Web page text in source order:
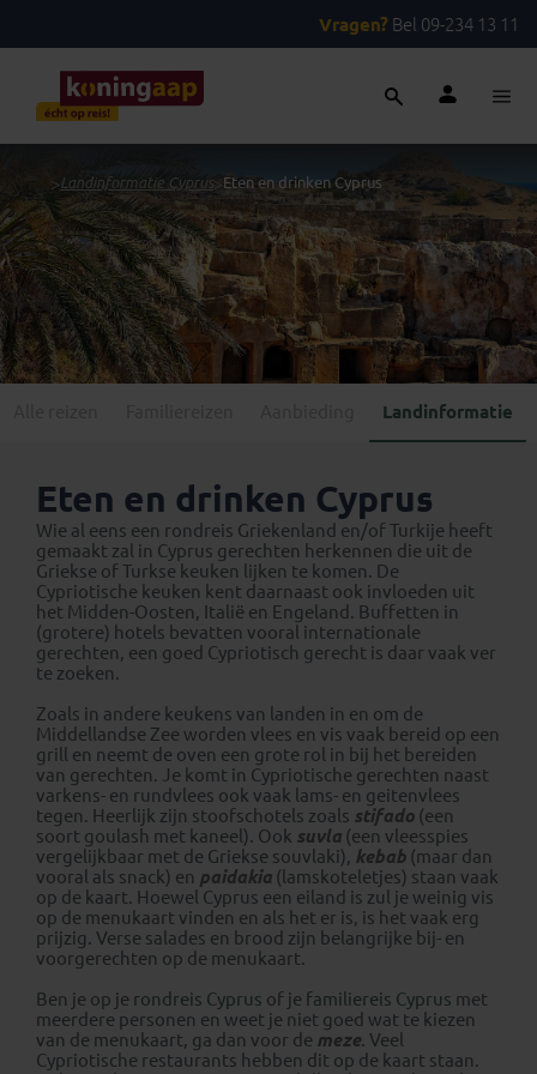
Vragen? Bel 09-234 13 11
> Landinformatie Cyprus>Eten en drinken Cyprus
Landinformatie
Eten en drinken Cyprus
Wie al eens een rondreis Griekenland en/of Turkije heeft
gemaakt zal in Cyprus gerechten herkennen die uit de
Griekse of Turkse keuken lijken te komen. De
Cypriotische keuken kent daarnaast ook invloeden uit
het Midden-Oosten, Italië en Engeland. Buffetten in
(grotere) hotels bevatten vooral internationale
gerechten, een goed Cypriotisch gerecht is daar vaak ver
te zoeken.
Zoals in andere keukens van landen in en om de
Middellandse Zee worden vlees en vis vaak bereid op een
grill en neemt de oven een grote rol in bij het bereiden
van gerechten. Je komt in Cypriotische gerechten naast
varkens- en rundvlees ook vaak lams- en geitenvlees
tegen. Heerlijk zijn stoofschotels zoals stifado (een
soort goulash met kaneel). Ook suvla (een vleesspies
vergelijkbaar met de Griekse souvlaki), kebab (maar dan
vooral als snack) en paidakia (lamskoteletjes) staan vaak
op de kaart. Hoewel Cyprus een eiland is zul je weinig vis
op de menukaart vinden en als het er is, is het vaak erg
prijzig. Verse salades en brood zijn belangrijke bij- en
voorgerechten op de menukaart.
Ben je op je rondreis Cyprus of je familiereis Cyprus met
meerdere personen en weet je niet goed wat te kiezen
van de menukaart, ga dan voor de meze. Veel
Cypriotische restaurants hebben dit op de kaart staan.